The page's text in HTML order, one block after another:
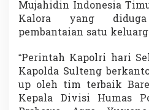
Mujahidin Indonesia
Kalora yang
pembantaian satu
“Perintah Kapolri hari
Kapolda Sulteng
up oleh tim terbaik
Kepala Divisi Humas